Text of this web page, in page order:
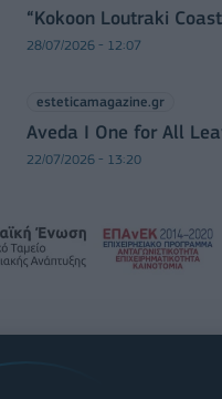
“Kokoon Loutraki
28/07/2026 - 12:07
esteticamagazine.gr
Aveda I One for All
22/07/2026 - 13:20